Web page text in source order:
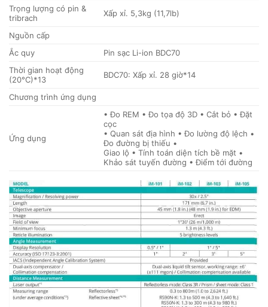
Trọng lượng có pin &
tribrach
Xấp xỉ. 5,3kg (11,7lb)
Nguồn cấp
Ắc quy
Pin sạc Li-ion BDC70
Thời gian hoạt động
(20°C)*13
BDC70: Xấp xỉ. 28 giờ*14
Chương trình ứng dụng
Ứng dụng
• Đo REM • Đo tọa độ 3D • Cắt bỏ • Đặt
cọc
• Quan sát địa hình • Đo lường độ lệch •
Đo đường bị thiếu •
Giao lộ • Tính toán diện tích bề mặt •
Khảo sát tuyến đường • Điểm tới đường